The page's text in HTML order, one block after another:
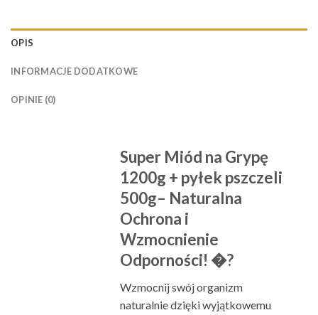
OPIS
INFORMACJE DODATKOWE
OPINIE (0)
Super Miód na Grypę
1200g + pyłek pszczeli
500g– Naturalna
Ochrona i
Wzmocnienie
Odporności! �?
Wzmocnij swój organizm
naturalnie dzięki wyjątkowemu